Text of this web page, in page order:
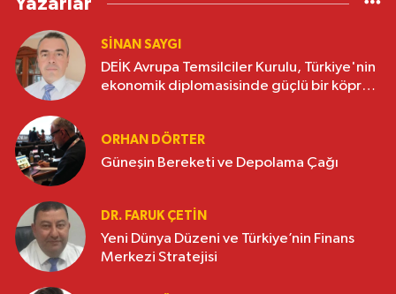
SINAN SAYGI
DEİK Avrupa Temsilciler Kurulu, Türkiye'nin
ekonomik diplomasisinde güçlü bir köprü
ORHAN DÖRTER
Güneşin Bereketi ve Depolama Çağı
DR. FARUK ÇETİN
Yeni Dünya Düzeni ve Türkiye’nin Finans
Merkezi Stratejisi